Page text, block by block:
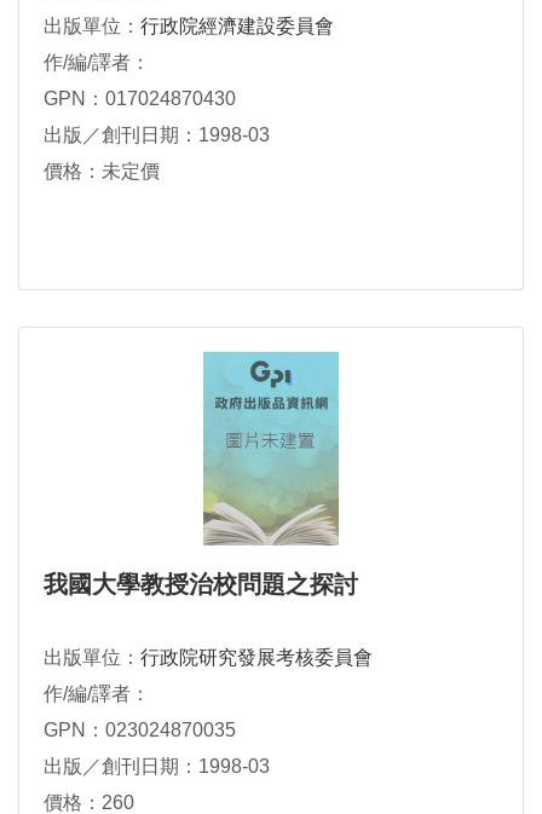
出版單位： 行政院經濟建設委員會
作/編/譯者：
GPN：017024870430
出版／創刊日期：1998-03
價格：未定價
我國大學教授治校問題之探討
出版單位： 行政院研究發展考核委員會
作/編/譯者：
GPN：023024870035
出版／創刊日期：1998-03
價格：260